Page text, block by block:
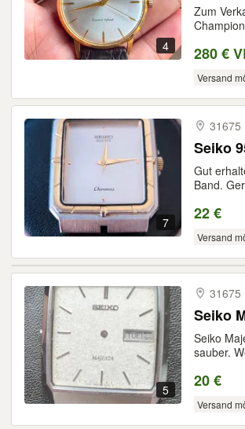
4
Zum
280 €
Versand
7
31675
Seiko
Gut
Band.
22 €
Versand
5
31675
Seiko
Seiko
sauber.
20 €
Versand